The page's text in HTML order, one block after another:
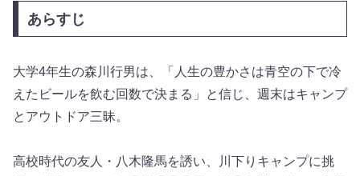
あらすじ
大学4年生の森川行男は、「人生の豊かさは青空の下で冷
えたビールを飲む回数で決まる」と信じ、週末はキャンプ
とアウトドア三昧。
高校時代の友人・八木隆馬を誘い、川下りキャンプに挑